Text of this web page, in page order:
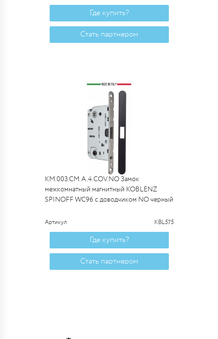
Где купить?
Стать партнером
KM.003.CM.A.4.COV.NO Замок
межкомнатный магнитный KOBLENZ
SPINOFF WC96 с доводчиком NO черный
Артикул KBL575
Где купить?
Стать партнером